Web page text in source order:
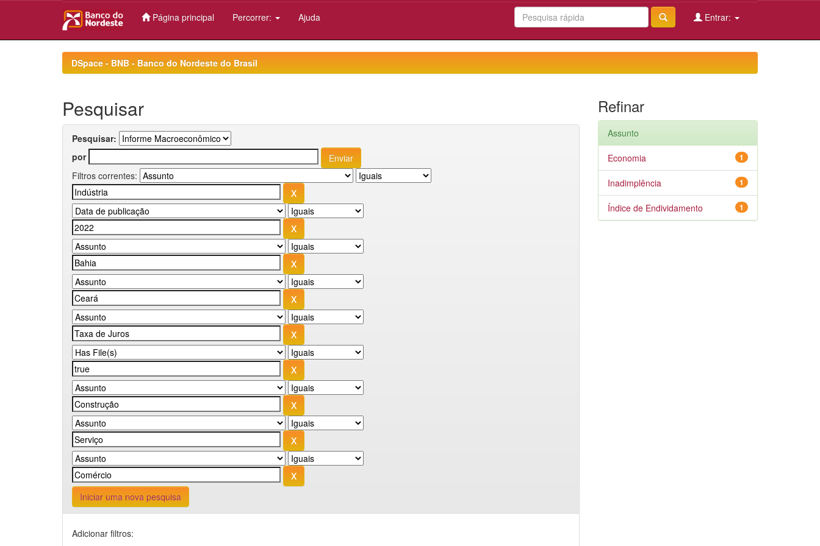
Página principal Percorrer: Ajuda Entrar:
DSpace - BNB - Banco do Nordeste do Brasil
Pesquisar
Pesquisar:
por
Filtros correntes:
Iniciar uma nova pesquisa
Adicionar filtros:
Refinar
Assunto
1
Economia
1
Inadimplência
1
Índice de Endividamento